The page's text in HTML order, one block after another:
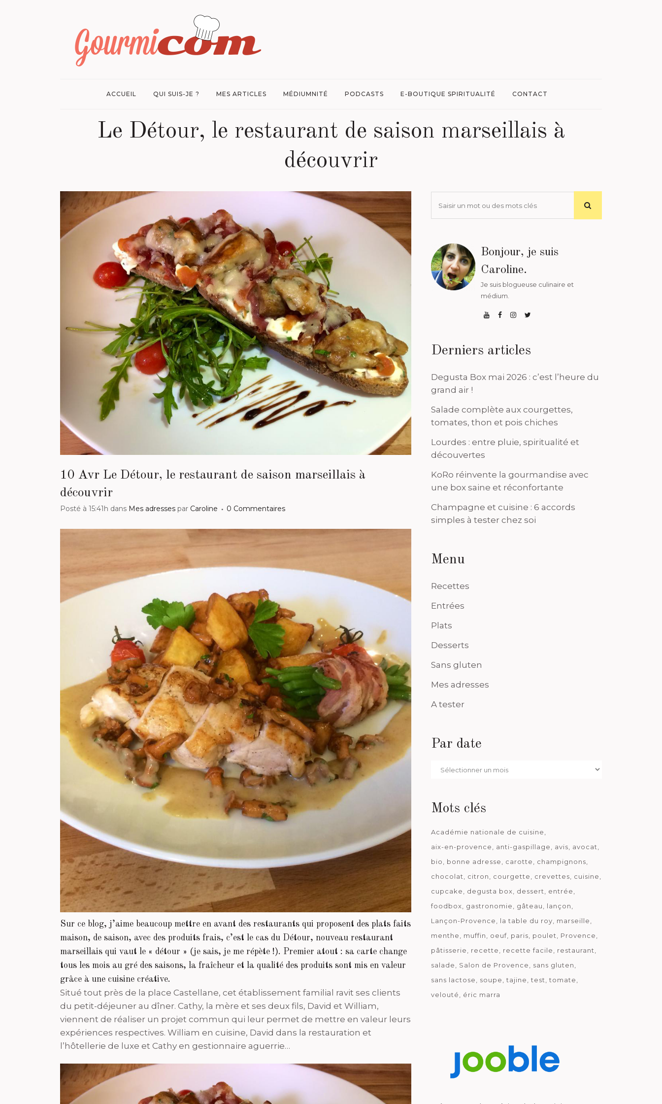
ACCUEIL QUI SUIS-JE ? MES ARTICLES MÉDIUMNITÉ PODCASTS E-BOUTIQUE SPIRITUALITÉ CONTACT
Le Détour, le restaurant de saison marseillais à
découvrir
10 Avr Le Détour, le restaurant de saison marseillais à
découvrir
Posté à 15:41h dans Mes adresses par Caroline 0 Commentaires
Sur ce blog, j’aime beaucoup mettre en avant des restaurants qui proposent des plats faits
maison, de saison, avec des produits frais, c’est le cas du Détour, nouveau restaurant
marseillais qui vaut le « détour » (je sais, je me répète !). Premier atout : sa carte change
tous les mois au gré des saisons, la fraîcheur et la qualité des produits sont mis en valeur
grâce à une cuisine créative.
Situé tout près de la place Castellane, cet établissement familial ravit ses clients
du petit-déjeuner au dîner. Cathy, la mère et ses deux fils, David et William,
viennent de réaliser un projet commun qui leur permet de mettre en valeur leurs
expériences respectives. William en cuisine, David dans la restauration et
l’hôtellerie de luxe et Cathy en gestionnaire aguerrie…
Bonjour, je suis
Caroline.
Je suis blogueuse culinaire et
médium.
Derniers articles
Degusta Box mai 2026 : c’est l’heure du
grand air !
Salade complète aux courgettes,
tomates, thon et pois chiches
Lourdes : entre pluie, spiritualité et
découvertes
KoRo réinvente la gourmandise avec
une box saine et réconfortante
Champagne et cuisine : 6 accords
simples à tester chez soi
Menu
Recettes
Entrées
Plats
Desserts
Sans gluten
Mes adresses
A tester
Par date
Par
Mots clés
Académie nationale de cuisine
aix-en-provence
anti-gaspillage avis
avocat
bio
bonne adresse carotte
champignons
chocolat
citron courgette crevettes
cuisine
cupcake
degusta box dessert
entrée
foodbox
gastronomie gâteau
lançon
Lançon-Provence
la table du roy
marseille
menthe
muffin oeuf paris poulet
Provence
pâtisserie
recette recette facile
restaurant
salade
Salon de Provence
sans gluten
sans lactose
soupe tajine test
tomate
velouté
éric marra